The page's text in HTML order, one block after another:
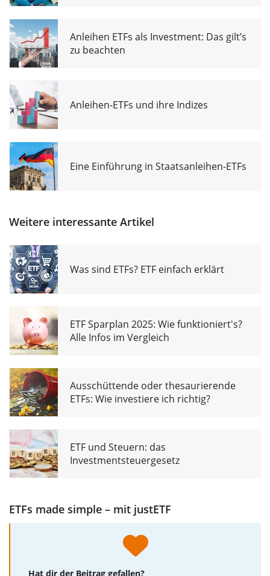
Anleihen ETFs als Investment: Das gilt’s
zu beachten
Anleihen-ETFs und ihre Indizes
Eine Einführung in Staatsanleihen-ETFs
Weitere interessante Artikel
Was sind ETFs? ETF einfach erklärt
ETF Sparplan 2025: Wie funktioniert's?
Alle Infos im Vergleich
Ausschüttende oder thesaurierende
ETFs: Wie investiere ich richtig?
ETF und Steuern: das
Investmentsteuergesetz
ETFs made simple – mit justETF
Hat dir der Beitrag gefallen?